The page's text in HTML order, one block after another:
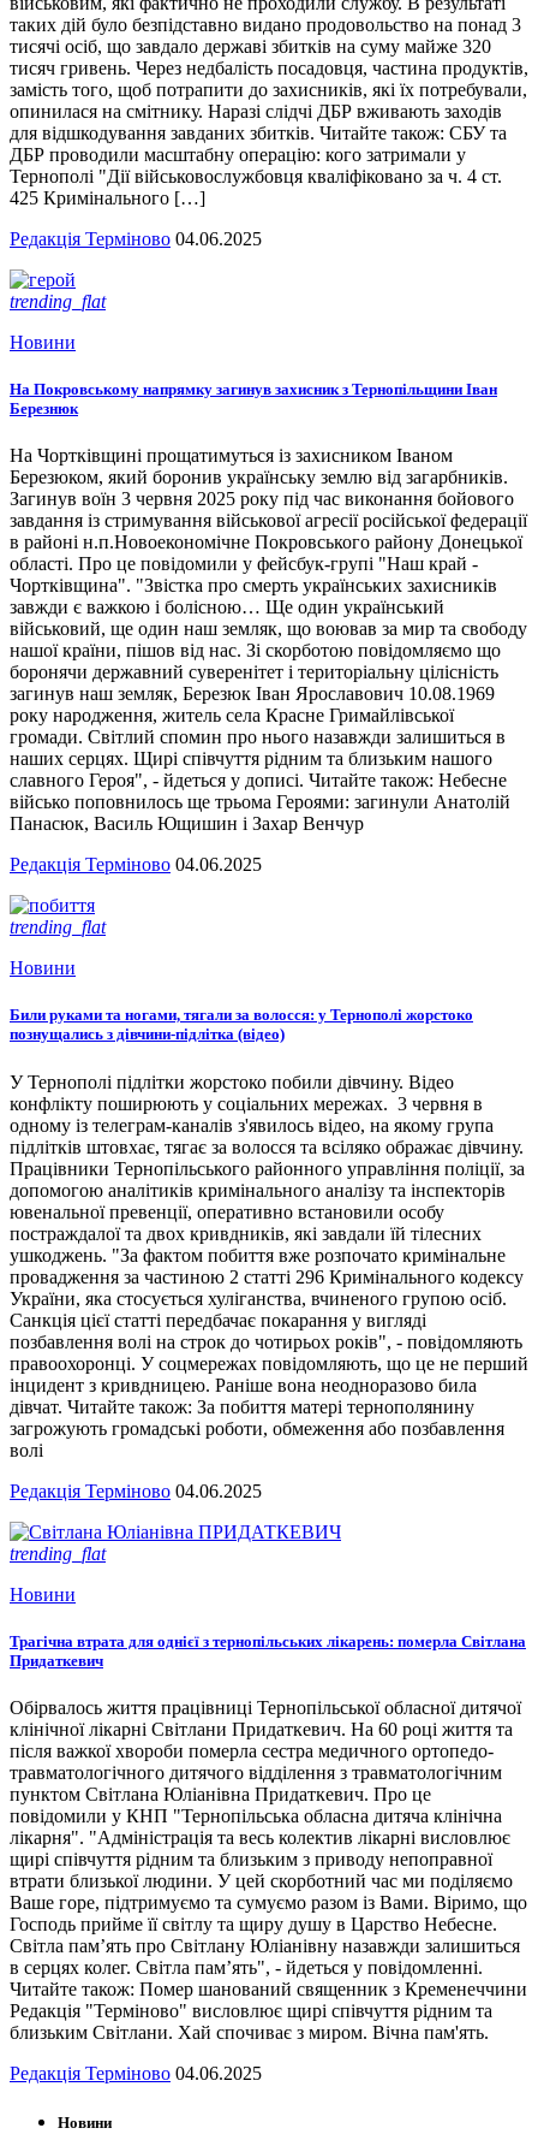
таких дій було безпідставно видано продовольство на понад 3
тисячі осіб, що завдало державі збитків на суму майже 320
тисяч гривень. Через недбалість посадовця, частина продуктів,
замість того, щоб потрапити до захисників, які їх потребували,
опинилася на смітнику. Наразі слідчі ДБР вживають заходів
для відшкодування завданих збитків. Читайте також: СБУ та
ДБР проводили масштабну операцію: кого затримали у
Тернополі "Дії військовослужбовця кваліфіковано за ч. 4 ст.
425 Кримінального […]
Редакція Терміново 04.06.2025
trending_flat
Новини
На Покровському напрямку загинув захисник з Тернопільщини Іван
Березнюк
На Чортківщині прощатимуться із захисником Іваном
Березюком, який боронив українську землю від загарбників.
Загинув воїн 3 червня 2025 року під час виконання бойового
завдання із стримування військової агресії російської федерації
в районі н.п.Новоекономічне Покровського району Донецької
області. Про це повідомили у фейсбук-групі "Наш край -
Чортківщина". "Звістка про смерть українських захисників
завжди є важкою і болісною… Ще один український
військовий, ще один наш земляк, що воював за мир та свободу
нашої країни, пішов від нас. Зі скорботою повідомляємо що
боронячи державний суверенітет і територіальну цілісність
загинув наш земляк, Березюк Іван Ярославович 10.08.1969
року народження, житель села Красне Гримайлівської
громади. Світлий спомин про нього назавжди залишиться в
наших серцях. Щирі співчуття рідним та близьким нашого
славного Героя", - йдеться у дописі. Читайте також: Небесне
військо поповнилось ще трьома Героями: загинули Анатолій
Панасюк, Василь Ющишин і Захар Венчур
Редакція Терміново 04.06.2025
trending_flat
Новини
Били руками та ногами, тягали за волосся: у Тернополі жорстоко
познущались з дівчини-підлітка (відео)
У Тернополі підлітки жорстоко побили дівчину. Відео
конфлікту поширюють у соціальних мережах. 3 червня в
одному із телеграм-каналів з'явилось відео, на якому група
підлітків штовхає, тягає за волосся та всіляко ображає дівчину.
Працівники Тернопільського районного управління поліції, за
допомогою аналітиків кримінального аналізу та інспекторів
ювенальної превенції, оперативно встановили особу
постраждалої та двох кривдників, які завдали їй тілесних
ушкоджень. "За фактом побиття вже розпочато кримінальне
провадження за частиною 2 статті 296 Кримінального кодексу
України, яка стосується хуліганства, вчиненого групою осіб.
Санкція цієї статті передбачає покарання у вигляді
позбавлення волі на строк до чотирьох років", - повідомляють
правоохоронці. У соцмережах повідомляють, що це не перший
інцидент з кривдницею. Раніше вона неодноразово била
дівчат. Читайте також: За побиття матері тернополянину
загрожують громадські роботи, обмеження або позбавлення
волі
Редакція Терміново 04.06.2025
trending_flat
Новини
Трагічна втрата для однієї з тернопільських лікарень: померла Світлана
Придаткевич
Обірвалось життя працівниці Тернопільської обласної дитячої
клінічної лікарні Світлани Придаткевич. На 60 році життя та
після важкої хвороби померла сестра медичного ортопедо-
травматологічного дитячого відділення з травматологічним
пунктом Світлана Юліанівна Придаткевич. Про це
повідомили у КНП "Тернопільська обласна дитяча клінічна
лікарня". "Адміністрація та весь колектив лікарні висловлює
щирі співчуття рідним та близьким з приводу непоправної
втрати близької людини. У цей скорботний час ми поділяємо
Ваше горе, підтримуємо та сумуємо разом із Вами. Віримо, що
Господь прийме її світлу та щиру душу в Царство Небесне.
Світла пам’ять про Світлану Юліанівну назавжди залишиться
в серцях колег. Світла пам’ять", - йдеться у повідомленні.
Читайте також: Помер шанований священник з Кременеччини
Редакція "Терміново" висловлює щирі співчуття рідним та
близьким Світлани. Хай спочиває з миром. Вічна пам'ять.
Редакція Терміново 04.06.2025
Новини